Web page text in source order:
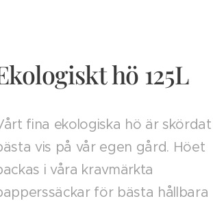
hö 125L
fina ekologiska hö är
vis på vår egen gård. Höet
i våra kravmärkta
för bästa hållbara